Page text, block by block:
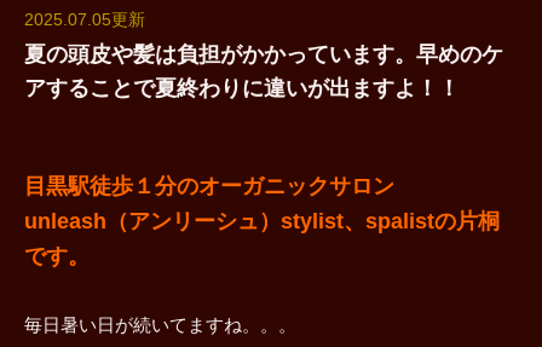
2025.07.05更新
夏の頭皮や髪は負担がかかっています。早めのケ
アすることで夏終わりに違いが出ますよ！！
目黒駅徒歩１分のオーガニックサロン
unleash（アンリーシュ）stylist、spalistの片桐
です。
毎日暑い日が続いてますね。。。